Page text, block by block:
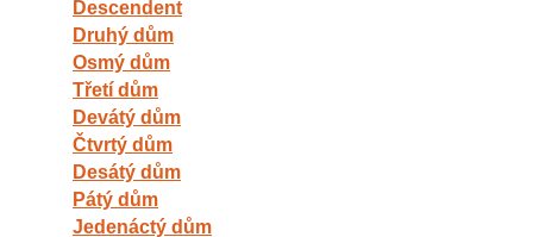
Descendent
Druhý dům
Osmý dům
Třetí dům
Devátý dům
Čtvrtý dům
Desátý dům
Pátý dům
Jedenáctý dům